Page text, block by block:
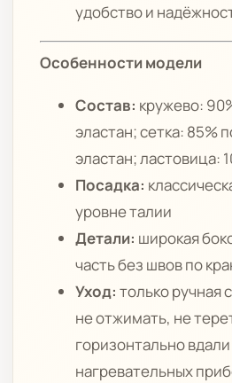
удобство и
Особенности модели
Состав: кружево:
эластан; сетка: 85%
эластан; ластовица:
Посадка:
уровне талии
Детали: широкая
часть без швов по
Уход: только ручная
не отжимать, не
горизонтально
нагревательных